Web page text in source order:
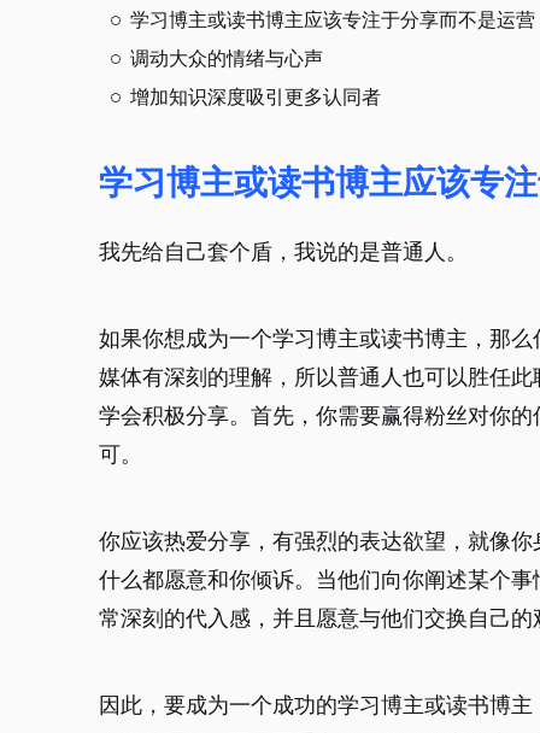
学习博主或读书博主应该专注于分享而不是运营
调动大众的情绪与心声
增加知识深度吸引更多认同者
学习博主或读书博主应该专
我先给自己套个盾，我说的是普通人。
如果你想成为一个学习博主或读书博主，那
媒体有深刻的理解，所以普通人也可以胜任
学会积极分享。首先，你需要赢得粉丝对你
可。
你应该热爱分享，有强烈的表达欲望，就像
什么都愿意和你倾诉。当他们向你阐述某个
常深刻的代入感，并且愿意与他们交换自己的
因此，要成为一个成功的学习博主或读书博